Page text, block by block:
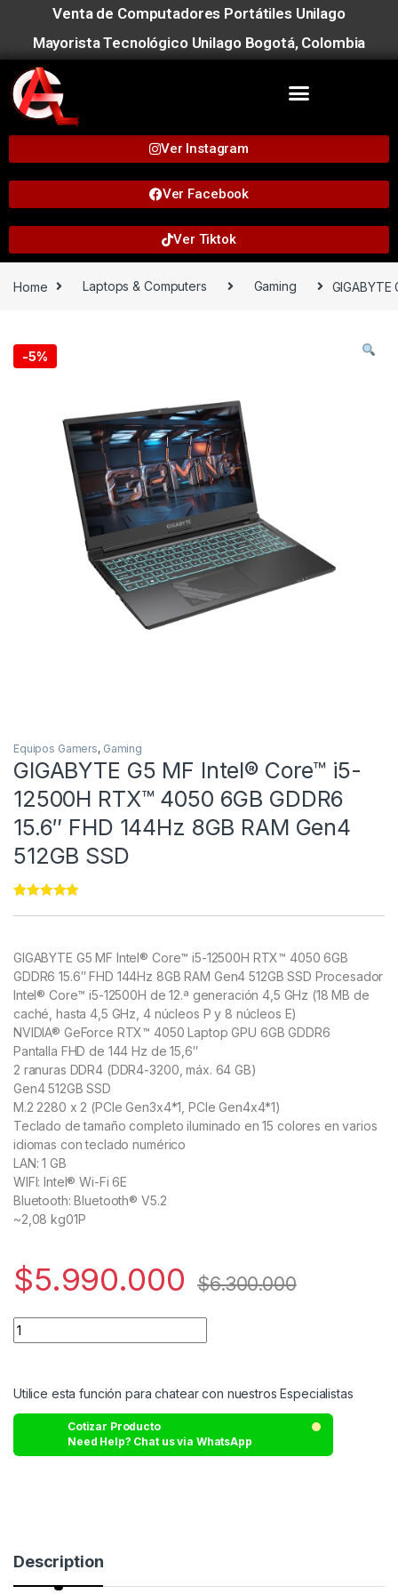
Venta de Computadores Portátiles Unilago
Mayorista Tecnológico Unilago Bogotá, Colombia
Ver Instagram
Ver Facebook
Ver Tiktok
Home Laptops & Computers Gaming
-5%
Equipos Gamers, Gaming
GIGABYTE G5 MF Intel® Core™ i5-
12500H RTX™ 4050 6GB GDDR6
15.6″ FHD 144Hz 8GB RAM Gen4
512GB SSD
ratings
GIGABYTE G5 MF Intel® Core™ i5-12500H RTX™ 4050 6GB
GDDR6 15.6″ FHD 144Hz 8GB RAM Gen4 512GB SSD Procesador
Intel® Core™ i5-12500H de 12.ª generación 4,5 GHz (18 MB de
caché, hasta 4,5 GHz, 4 núcleos P y 8 núcleos E)
NVIDIA® GeForce RTX™ 4050 Laptop GPU 6GB GDDR6
Pantalla FHD de 144 Hz de 15,6″
2 ranuras DDR4 (DDR4-3200, máx. 64 GB)
Gen4 512GB SSD
M.2 2280 x 2 (PCIe Gen3x4*1, PCIe Gen4x4*1)
Teclado de tamaño completo iluminado en 15 colores en varios
idiomas con teclado numérico
LAN: 1 GB
WIFI: Intel® Wi-Fi 6E
Bluetooth: Bluetooth® V5.2
~2,08 kg01P
$5.990.000 $6.300.000
Utilice esta función para chatear con nuestros Especialistas
Cotizar Producto
Need Help? Chat us via WhatsApp
Description